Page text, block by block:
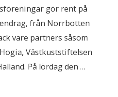
gör rent på
från Norrbotten
vare partners såsom
Västkuststiftelsen
På lördag den …